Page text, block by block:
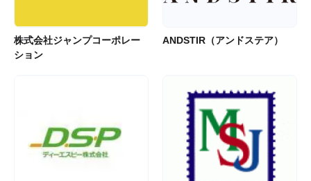
株式会社ジャンプコーポレー
ション
ANDSTIR（アンドステア）